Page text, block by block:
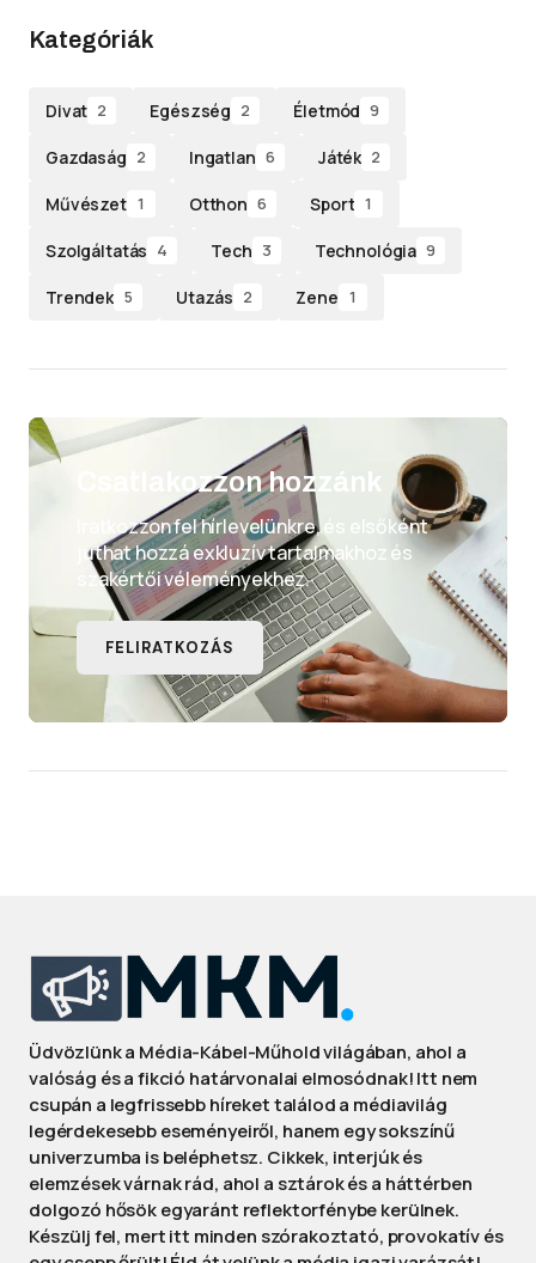
Kategóriák
Divat 2 Egészség 2 Életmód 9
Gazdaság 2 Ingatlan 6 Játék 2
Művészet 1 Otthon 6 Sport 1
Szolgáltatás 4 Tech 3 Technológia 9
Trendek 5 Utazás 2 Zene 1
Csatlakozzon hozzánk
Iratkozzon fel hírlevelünkre, és elsőként
juthat hozzá exkluzív tartalmakhoz és
szakértői véleményekhez.
FELIRATKOZÁS
Üdvözlünk a Média-Kábel-Műhold világában, ahol a
valóság és a fikció határvonalai elmosódnak! Itt nem
csupán a legfrissebb híreket találod a médiavilág
legérdekesebb eseményeiről, hanem egy sokszínű
univerzumba is beléphetsz. Cikkek, interjúk és
elemzések várnak rád, ahol a sztárok és a háttérben
dolgozó hősök egyaránt reflektorfénybe kerülnek.
Készülj fel, mert itt minden szórakoztató, provokatív és